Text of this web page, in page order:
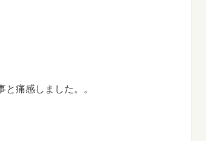
痛感しました。。